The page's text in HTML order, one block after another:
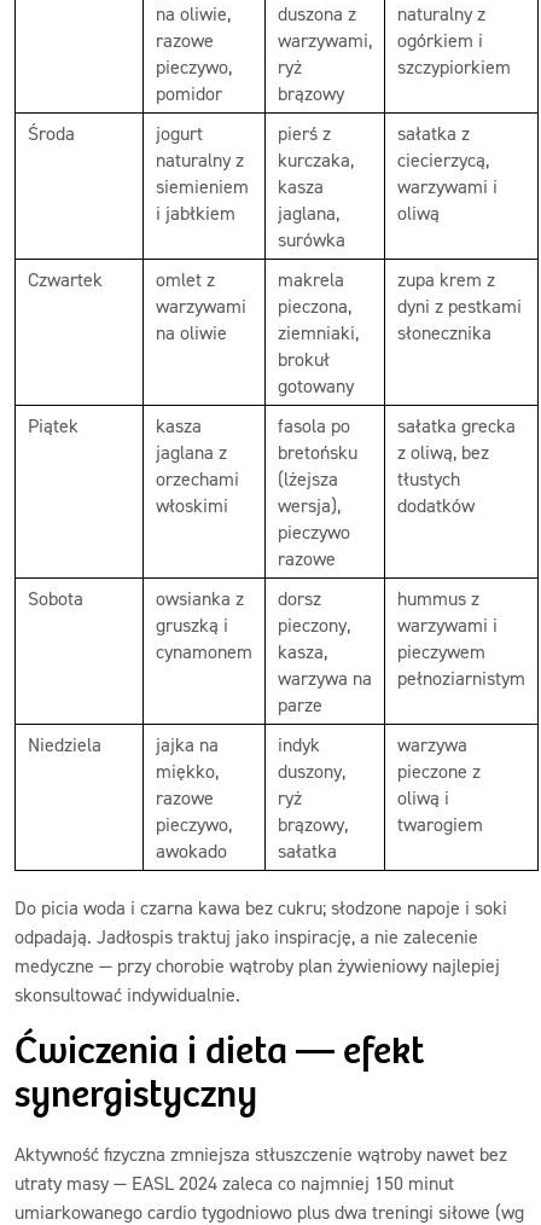
na oliwie,
razowe
pieczywo,
pomidor
duszona z
warzywami,
ryż
brązowy
naturalny z
ogórkiem i
szczypiorkiem
Środa
jogurt
naturalny z
siemieniem
i jabłkiem
pierś z
kurczaka,
kasza
jaglana,
surówka
sałatka z
ciecierzycą,
warzywami i
oliwą
Czwartek
omlet z
warzywami
na oliwie
makrela
pieczona,
ziemniaki,
brokuł
gotowany
zupa krem z
dyni z pestkami
słonecznika
Piątek
kasza
jaglana z
orzechami
włoskimi
fasola po
bretońsku
(lżejsza
wersja),
pieczywo
razowe
sałatka grecka
z oliwą, bez
tłustych
dodatków
Sobota
owsianka z
gruszką i
cynamonem
dorsz
pieczony,
kasza,
warzywa na
parze
hummus z
warzywami i
pieczywem
pełnoziarnistym
Niedziela
jajka na
miękko,
razowe
pieczywo,
awokado
indyk
duszony,
ryż
brązowy,
sałatka
warzywa
pieczone z
oliwą i
twarogiem
Do picia woda i czarna kawa bez cukru; słodzone napoje i soki
odpadają. Jadłospis traktuj jako inspirację, a nie zalecenie
medyczne — przy chorobie wątroby plan żywieniowy najlepiej
skonsultować indywidualnie.
Ćwiczenia i dieta — efekt
synergistyczny
Aktywność fizyczna zmniejsza stłuszczenie wątroby nawet bez
utraty masy — EASL 2024 zaleca co najmniej 150 minut
umiarkowanego cardio tygodniowo plus dwa treningi siłowe (wg